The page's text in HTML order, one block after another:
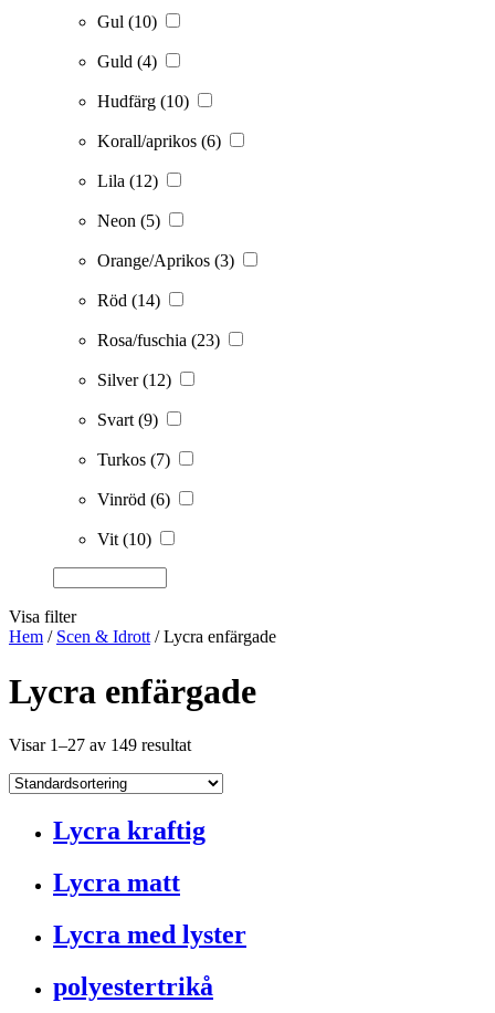
Gul (10)
Guld (4)
Hudfärg (10)
Korall/aprikos (6)
Lila (12)
Neon (5)
Orange/Aprikos (3)
Röd (14)
Rosa/fuschia (23)
Silver(12)
Svart(9)
Turkos (7)
Vinröd (6)
Vit(10)
Visa filter
Hem / Scen & Idrott/ Lycra enfärgade
Lycra enfärgade
Visar 1–27 av 149 resultat
Lycra kraftig
Lycra matt
Lycra med lyster
polyestertrikå